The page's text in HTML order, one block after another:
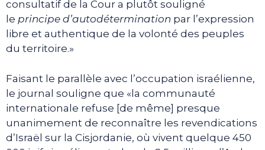
consultatif de la Cour a plutôt souligné
le principe d’autodétermination par l’expression
libre et authentique de la volonté des peuples
du territoire.»
Faisant le parallèle avec l’occupation israélienne,
le journal souligne que «la communauté
internationale refuse [de même] presque
unanimement de reconnaître les revendications
d’Israël sur la Cisjordanie, où vivent quelque 450